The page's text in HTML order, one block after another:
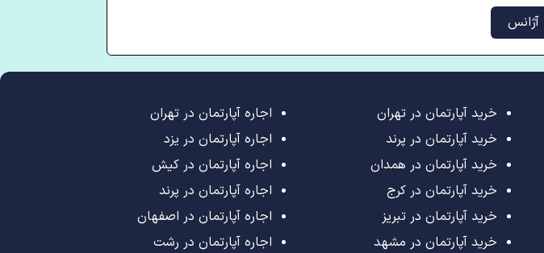
خرید آپارتمان در تهران
خرید آپارتمان در پرند
خرید آپارتمان در همدان
خرید آپارتمان در کرج
خرید آپارتمان در تبریز
خرید آپارتمان در مشهد
اجاره آپارتمان در تهران
اجاره آپارتمان در یزد
اجاره آپارتمان در کیش
اجاره آپارتمان در پرند
اجاره آپارتمان در اصفهان
اجاره آپارتمان در رشت